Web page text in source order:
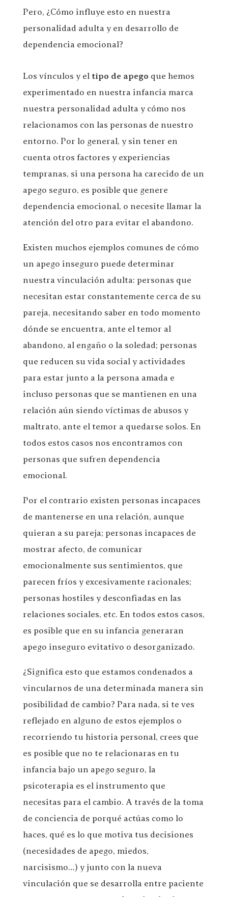
Pero, ¿Cómo influye esto en nuestra
personalidad adulta y en desarrollo de
dependencia emocional?
Los vínculos y el tipo de apego que hemos
experimentado en nuestra infancia marca
nuestra personalidad adulta y cómo nos
relacionamos con las personas de nuestro
entorno. Por lo general, y sin tener en
cuenta otros factores y experiencias
tempranas, si una persona ha carecido de un
apego seguro, es posible que genere
dependencia emocional, o necesite llamar la
atención del otro para evitar el abandono.
Existen muchos ejemplos comunes de cómo
un apego inseguro puede determinar
nuestra vinculación adulta: personas que
necesitan estar constantemente cerca de su
pareja, necesitando saber en todo momento
dónde se encuentra, ante el temor al
abandono, al engaño o la soledad; personas
que reducen su vida social y actividades
para estar junto a la persona amada e
incluso personas que se mantienen en una
relación aún siendo víctimas de abusos y
maltrato, ante el temor a quedarse solos. En
todos estos casos nos encontramos con
personas que sufren dependencia
emocional.
Por el contrario existen personas incapaces
de mantenerse en una relación, aunque
quieran a su pareja; personas incapaces de
mostrar afecto, de comunicar
emocionalmente sus sentimientos, que
parecen fríos y excesivamente racionales;
personas hostiles y desconfiadas en las
relaciones sociales, etc. En todos estos casos,
es posible que en su infancia generaran
apego inseguro evitativo o desorganizado.
¿Significa esto que estamos condenados a
vincularnos de una determinada manera sin
posibilidad de cambio? Para nada, si te ves
reflejado en alguno de estos ejemplos o
recorriendo tu historia personal, crees que
es posible que no te relacionaras en tu
infancia bajo un apego seguro, la
psicoterapia es el instrumento que
necesitas para el cambio. A través de la toma
de conciencia de porqué actúas como lo
haces, qué es lo que motiva tus decisiones
(necesidades de apego, miedos,
narcisismo…) y junto con la nueva
vinculación que se desarrolla entre paciente